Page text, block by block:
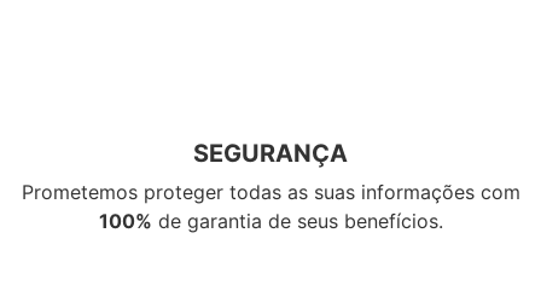
SEGURANÇA
Prometemos proteger todas as suas informações com
100% de garantia de seus benefícios.